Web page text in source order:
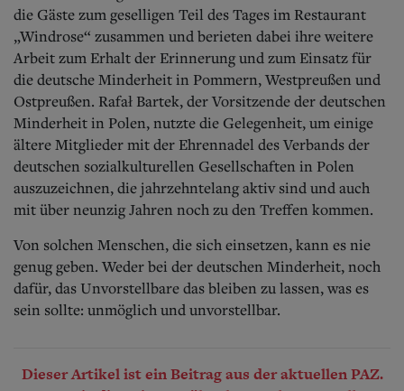
die Gäste zum geselligen Teil des Tages im Restaurant
„Windrose“ zusammen und berieten dabei ihre weitere
Arbeit zum Erhalt der Erinnerung und zum Einsatz für
die deutsche Minderheit in Pommern, Westpreußen und
Ostpreußen. Rafał Bartek, der Vorsitzende der deutschen
Minderheit in Polen, nutzte die Gelegenheit, um einige
ältere Mitglieder mit der Ehrennadel des Verbands der
deutschen sozialkulturellen Gesellschaften in Polen
auszuzeichnen, die jahrzehntelang aktiv sind und auch
mit über neunzig Jahren noch zu den Treffen kommen.
Von solchen Menschen, die sich einsetzen, kann es nie
genug geben. Weder bei der deutschen Minderheit, noch
dafür, das Unvorstellbare das bleiben zu lassen, was es
sein sollte: unmöglich und unvorstellbar.
Dieser Artikel ist ein Beitrag aus der aktuellen PAZ.